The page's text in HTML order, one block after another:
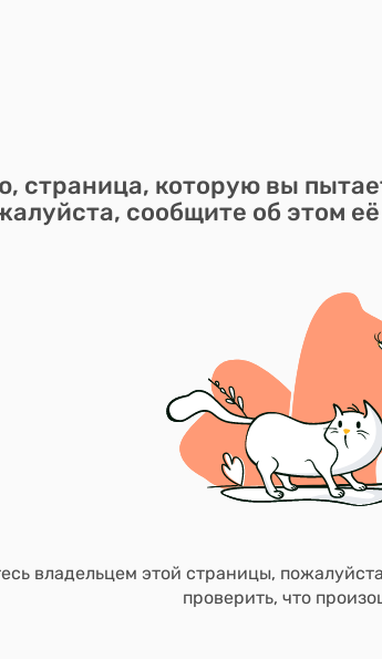
страница, которую вы
сообщите об этом
владельцем этой страницы,
проверить, что